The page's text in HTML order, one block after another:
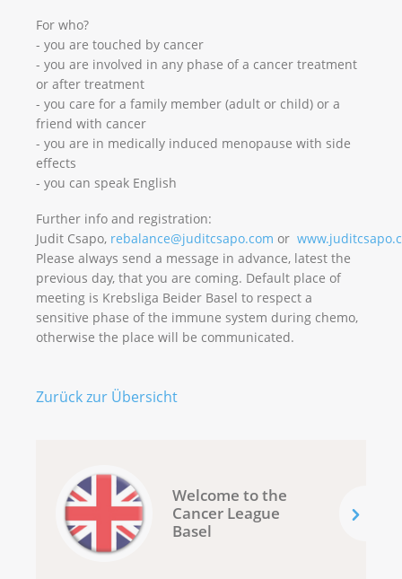
For who?
- you are touched by cancer
- you are involved in any phase of a cancer treatment
or after treatment
- you care for a family member (adult or child) or a
friend with cancer
- you are in medically induced menopause with side
effects
- you can speak English
Further info and registration:
Judit Csapo, rebalance@juditcsapo.com or
Please always send a message in advance, latest the
previous day, that you are coming. Default place of
meeting is Krebsliga Beider Basel to respect a
sensitive phase of the immune system during chemo,
otherwise the place will be communicated.
Zurück zur Übersicht
Welcome to the
Cancer League
Basel